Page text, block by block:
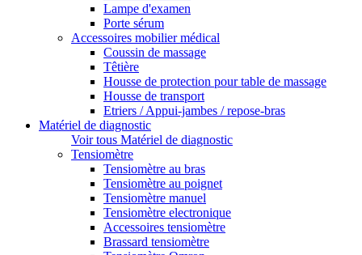
Lampe d'examen
Porte sérum
Accessoires mobilier médical
Coussin de massage
Têtière
Housse de protection pour table de massage
Housse de transport
Etriers / Appui-jambes / repose-bras
Matériel de diagnostic
Voir tous Matériel de diagnostic
Tensiomètre
Tensiomètre au bras
Tensiomètre au poignet
Tensiomètre manuel
Tensiomètre electronique
Accessoires tensiomètre
Brassard tensiomètre